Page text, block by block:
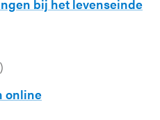
bij het levenseinde
)
online